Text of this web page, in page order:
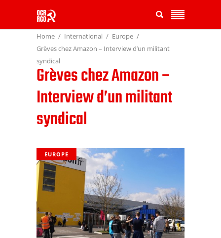
Home International
Europe
Grèves chez Amazon – Interview d’un militant
syndical
Grèves chez Amazon –
Interview d’un militant
syndical
EUROPE